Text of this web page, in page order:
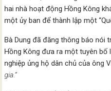
hai nhà hoạt động Hồng Kông
một ủy ban để thành lập một
Bà Dung đã đăng thông báo nói
Hồng Kông đưa ra một tuyên bố
nghiệp ủng hộ dân chủ của ông
gia.”